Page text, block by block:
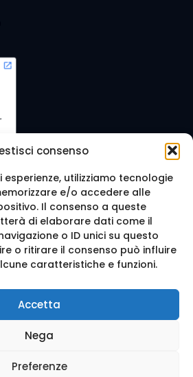
consenso
esperienze, utilizziamo tecnologie
e/o accedere alle
Il consenso a queste
di elaborare dati come il
o ID unici su questo
o ritirare il consenso può influire
caratteristiche e funzioni.
Accetta
Nega
Preferenze
Milano - WEB REVOLUTION MILANO
All Rights Reserved.
enzia Web Milano
ati